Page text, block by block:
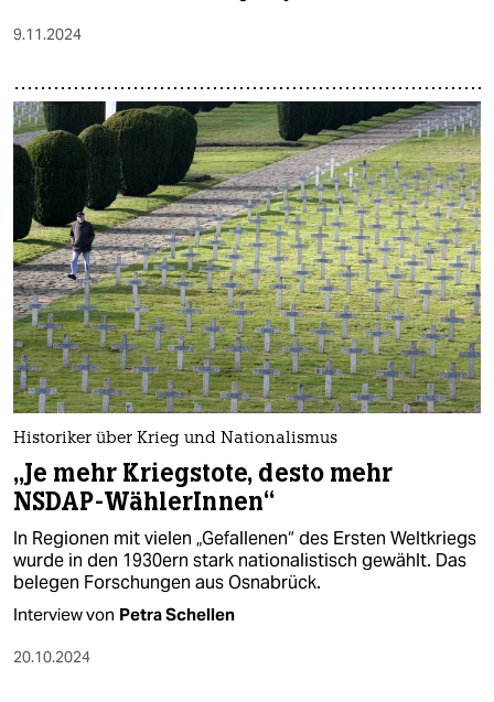
9.11.2024
Historiker über Krieg und Nationalismus
„Je mehr Kriegstote, desto mehr
NSDAP-WählerInnen“
In Regionen mit vielen „Gefallenen“ des Ersten Weltkriegs
wurde in den 1930ern stark nationalistisch gewählt. Das
belegen Forschungen aus Osnabrück.
Interview von Petra Schellen
20.10.2024